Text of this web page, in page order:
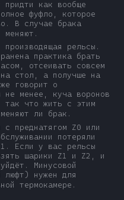
придти как вообще
фуфло, которое
В случае брака
меняют.
рельсы.
практика брать
отсеивать совсем
стол, а получше на
говорит о
не менее, куча воронов
так что жить с этим
ли брак.
с преднатягом Z0 или
потеряли
Если у вас рельсы
шарики Z1 и Z2, и
Минусовой
люфт) нужен для
термокамере.